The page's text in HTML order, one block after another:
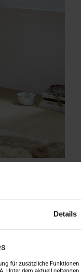
Details
für zusätzliche